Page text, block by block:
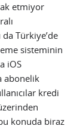
etmiyor
Türkiye’de
sisteminin
iOS
abonelik
kredi
konuda biraz